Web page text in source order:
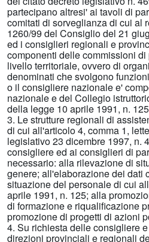
partecipano altresi' ai tavoli di
comitati di sorveglianza di cui al
1260/99 del Consiglio del 21
ed i consiglieri regionali e
componenti delle commissioni
livello territoriale, ovvero di
denominati che svolgono
o il consigliere nazionale e'
nazionale e del Collegio
della legge 10 aprile 1991, n.
3. Le strutture regionali di
di cui all'articolo 4, comma 1,
legislativo 23 dicembre 1997, n.
consigliere ed ai consiglieri di
necessario: alla rilevazione di
genere; all'elaborazione dei dati
situazione del personale di cui
aprile 1991, n. 125; alla
di formazione e riqualificazione
promozione di progetti di azioni
4. Su richiesta delle consigliere
direzioni provinciali e regionali